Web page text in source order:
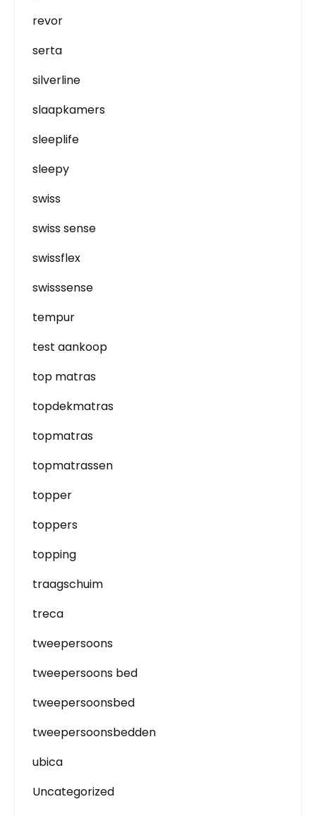
revor
serta
silverline
slaapkamers
sleeplife
sleepy
swiss
swiss sense
swissflex
swisssense
tempur
test aankoop
top matras
topdekmatras
topmatras
topmatrassen
topper
toppers
topping
traagschuim
treca
tweepersoons
tweepersoons bed
tweepersoonsbed
tweepersoonsbedden
ubica
Uncategorized